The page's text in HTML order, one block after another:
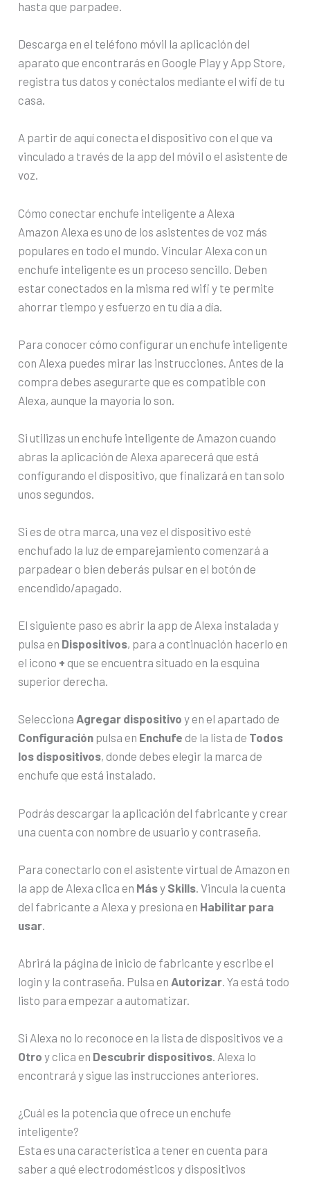
hasta que parpadee.
Descarga en el teléfono móvil la aplicación del
aparato que encontrarás en Google Play y App Store,
registra tus datos y conéctalos mediante el wifi de tu
casa.
A partir de aquí conecta el dispositivo con el que va
vinculado a través de la app del móvil o el asistente de
voz.
Cómo conectar enchufe inteligente a Alexa
Amazon Alexa es uno de los asistentes de voz más
populares en todo el mundo. Vincular Alexa con un
enchufe inteligente es un proceso sencillo. Deben
estar conectados en la misma red wifi y te permite
ahorrar tiempo y esfuerzo en tu día a día.
Para conocer cómo configurar un enchufe inteligente
con Alexa puedes mirar las instrucciones. Antes de la
compra debes asegurarte que es compatible con
Alexa, aunque la mayoría lo son.
Si utilizas un enchufe inteligente de Amazon cuando
abras la aplicación de Alexa aparecerá que está
configurando el dispositivo, que finalizará en tan solo
unos segundos.
Si es de otra marca, una vez el dispositivo esté
enchufado la luz de emparejamiento comenzará a
parpadear o bien deberás pulsar en el botón de
encendido/apagado.
El siguiente paso es abrir la app de Alexa instalada y
pulsa en Dispositivos, para a continuación hacerlo en
el icono + que se encuentra situado en la esquina
superior derecha.
Selecciona Agregar dispositivo y en el apartado de
Configuración pulsa en Enchufe de la lista de Todos
los dispositivos, donde debes elegir la marca de
enchufe que está instalado.
Podrás descargar la aplicación del fabricante y crear
una cuenta con nombre de usuario y contraseña.
Para conectarlo con el asistente virtual de Amazon en
la app de Alexa clica en Másy Skills . Vincula la cuenta
del fabricante a Alexa y presiona en Habilitar para
usar
Abrirá la página de inicio de fabricante y escribe el
login y la contraseña. Pulsa en Autorizar. Ya está todo
listo para empezar a automatizar.
Si Alexa no lo reconoce en la lista de dispositivos ve a
Otro y clica en Descubrir dispositivos. Alexa lo
encontrará y sigue las instrucciones anteriores.
¿Cuál es la potencia que ofrece un enchufe
inteligente?
Esta es una característica a tener en cuenta para
saber a qué electrodomésticos y dispositivos